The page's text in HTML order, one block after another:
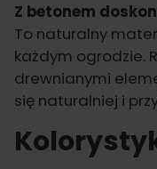
Z betonem
To naturalny
każdym ogrodzie.
drewnianymi
się naturalniej i